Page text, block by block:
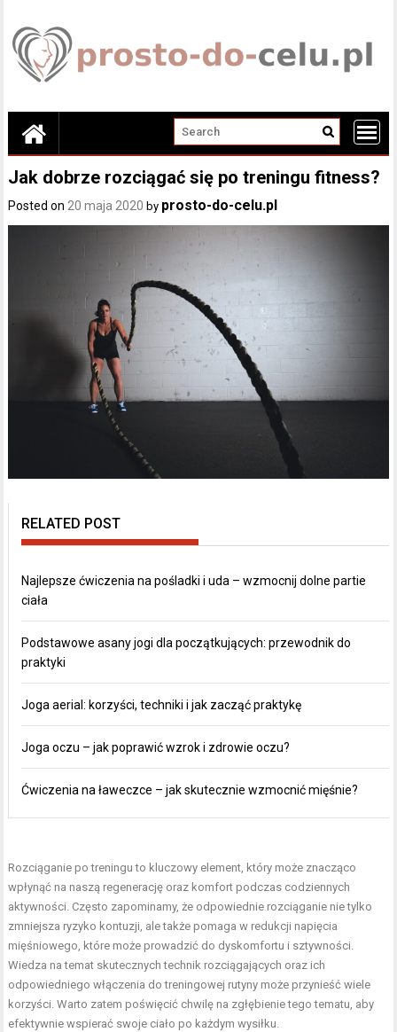
content
Jak dobrze rozciągać się po treningu fitness?
Posted on20 maja 2020 by prosto-do-celu.pl
RELATED POST
Najlepsze ćwiczenia na pośladki i uda – wzmocnij dolne partie
ciała
Podstawowe asany jogi dla początkujących: przewodnik do
praktyki
Joga aerial: korzyści, techniki i jak zacząć praktykę
Joga oczu – jak poprawić wzrok i zdrowie oczu?
Ćwiczenia na ławeczce – jak skutecznie wzmocnić mięśnie?
Rozciąganie po treningu to kluczowy element, który może znacząco
wpłynąć na naszą regenerację oraz komfort podczas codziennych
aktywności. Często zapominamy, że odpowiednie rozciąganie nie tylko
zmniejsza ryzyko kontuzji, ale także pomaga w redukcji napięcia
mięśniowego, które może prowadzić do dyskomfortu i sztywności.
Wiedza na temat skutecznych technik rozciągających oraz ich
odpowiedniego włączenia do treningowej rutyny może przynieść wiele
korzyści. Warto zatem poświęcić chwilę na zgłębienie tego tematu, aby
efektywnie wspierać swoje ciało po każdym wysiłku.